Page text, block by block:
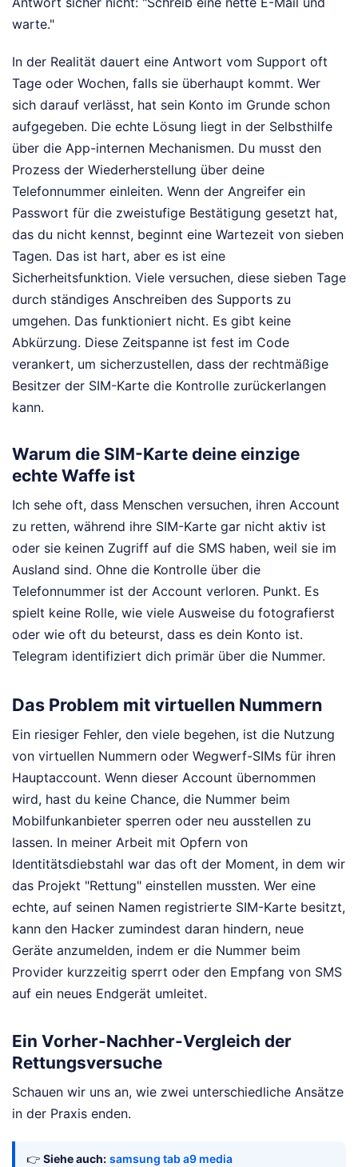
warte."
In der Realität dauert eine Antwort vom Support oft
Tage oder Wochen, falls sie überhaupt kommt. Wer
sich darauf verlässt, hat sein Konto im Grunde schon
aufgegeben. Die echte Lösung liegt in der Selbsthilfe
über die App-internen Mechanismen. Du musst den
Prozess der Wiederherstellung über deine
Telefonnummer einleiten. Wenn der Angreifer ein
Passwort für die zweistufige Bestätigung gesetzt hat,
das du nicht kennst, beginnt eine Wartezeit von sieben
Tagen. Das ist hart, aber es ist eine
Sicherheitsfunktion. Viele versuchen, diese sieben Tage
durch ständiges Anschreiben des Supports zu
umgehen. Das funktioniert nicht. Es gibt keine
Abkürzung. Diese Zeitspanne ist fest im Code
verankert, um sicherzustellen, dass der rechtmäßige
Besitzer der SIM-Karte die Kontrolle zurückerlangen
kann.
Warum die SIM-Karte deine einzige
echte Waffe ist
Ich sehe oft, dass Menschen versuchen, ihren Account
zu retten, während ihre SIM-Karte gar nicht aktiv ist
oder sie keinen Zugriff auf die SMS haben, weil sie im
Ausland sind. Ohne die Kontrolle über die
Telefonnummer ist der Account verloren. Punkt. Es
spielt keine Rolle, wie viele Ausweise du fotografierst
oder wie oft du beteurst, dass es dein Konto ist.
Telegram identifiziert dich primär über die Nummer.
Das Problem mit virtuellen Nummern
Ein riesiger Fehler, den viele begehen, ist die Nutzung
von virtuellen Nummern oder Wegwerf-SIMs für ihren
Hauptaccount. Wenn dieser Account übernommen
wird, hast du keine Chance, die Nummer beim
Mobilfunkanbieter sperren oder neu ausstellen zu
lassen. In meiner Arbeit mit Opfern von
Identitätsdiebstahl war das oft der Moment, in dem wir
das Projekt "Rettung" einstellen mussten. Wer eine
echte, auf seinen Namen registrierte SIM-Karte besitzt,
kann den Hacker zumindest daran hindern, neue
Geräte anzumelden, indem er die Nummer beim
Provider kurzzeitig sperrt oder den Empfang von SMS
auf ein neues Endgerät umleitet.
Ein Vorher-Nachher-Vergleich der
Rettungsversuche
Schauen wir uns an, wie zwei unterschiedliche Ansätze
in der Praxis enden.
👉 Siehe auch: samsung tab a9 media